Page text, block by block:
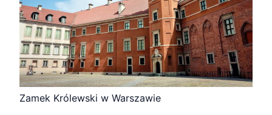
Zamek Królewski w Warszawie